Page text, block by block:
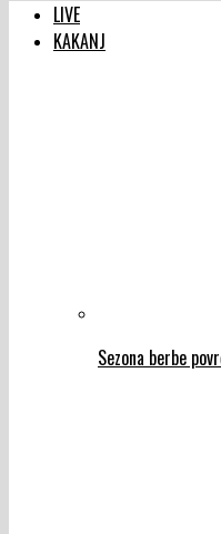
LIVE
KAKANJ
Sezona berbe